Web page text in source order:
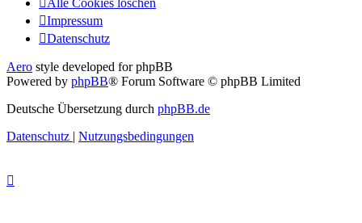
Impressum
Datenschutz
Aero style developed for phpBB
Powered by phpBB® Forum Software © phpBB Limited
Deutsche Übersetzung durch phpBB.de
Datenschutz | Nutzungsbedingungen